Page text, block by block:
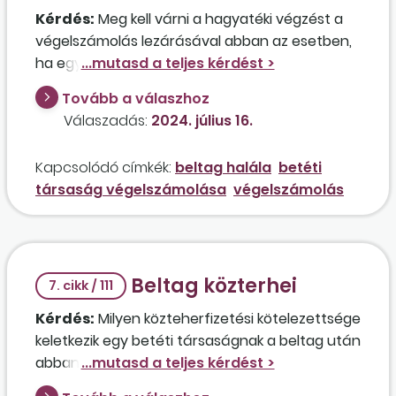
Kérdés: Meg kell várni a hagyatéki végzést a
végelszámolás lezárásával abban az esetben,
ha egy betéti társaság beltagjának halála után
akültag
döntött, hogy egyszerűsített végelszámolás
keretében meg kívánja szüntetni a céget?
adójára való jogosultsága egyéni vállalkozóként
akültagnak abban az esetben, ha ő lesz a
végelszámoló?
Tovább a válaszhoz
Válaszadás: 2024. július 16.
Kapcsolódó címkék: beltag halála betéti
társaság végelszámolása végelszámolás
7. cikk / 111 Beltag közterhei
Kérdés: Milyen közteherfizetési kötelezettsége
keletkezik egy betéti társaságnak a beltag után
abban az esetben, ha az ügyvezetést a
kültag